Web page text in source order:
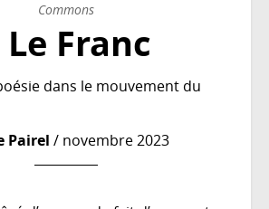
Commons
Franc
dans le mouvement du
Pairel / novembre 2023